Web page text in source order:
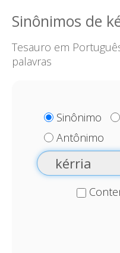
Sinônimos de
Tesauro em
palavras
Sinônimo
Antônimo